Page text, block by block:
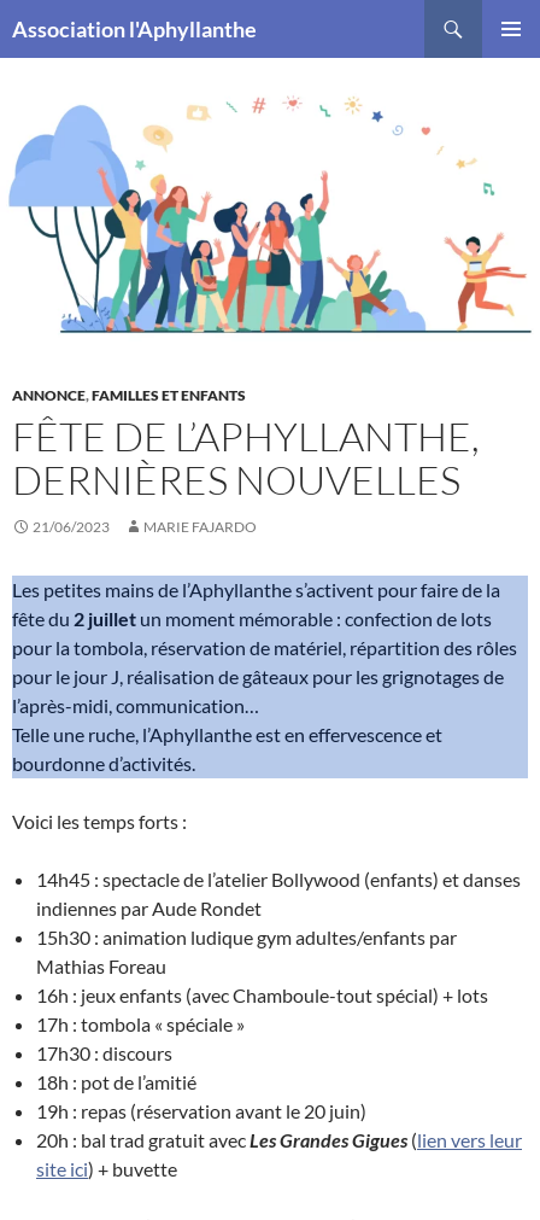
Association l'Aphyllanthe
ANNONCE,FAMILLES ET ENFANTS
FÊTE DE L’APHYLLANTHE,
DERNIÈRES NOUVELLES
21/06/2023 MARIE FAJARDO
Les petites mains de l’Aphyllanthe s’activent pour faire de la
fête du 2 juillet un moment mémorable : confection de lots
pour la tombola, réservation de matériel, répartition des rôles
pour le jour J, réalisation de gâteaux pour les grignotages de
l’après-midi, communication…
Telle une ruche, l’Aphyllanthe est en effervescence et
bourdonne d’activités.
Voici les temps forts :
14h45 : spectacle de l’atelier Bollywood (enfants) et danses
indiennes par Aude Rondet
15h30 : animation ludique gym adultes/enfants par
Mathias Foreau
16h : jeux enfants (avec Chamboule-tout spécial) + lots
17h : tombola « spéciale »
17h30 : discours
18h : pot de l’amitié
19h : repas (réservation avant le 20 juin)
20h : bal trad gratuit avecLes Grandes Gigues (lien vers leur
site ici) + buvette